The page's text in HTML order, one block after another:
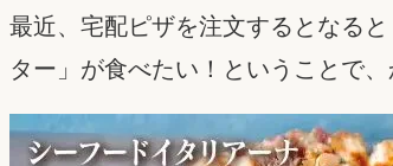
最近、宅配ピザを注文するとなる
ター」が食べたい！ということで